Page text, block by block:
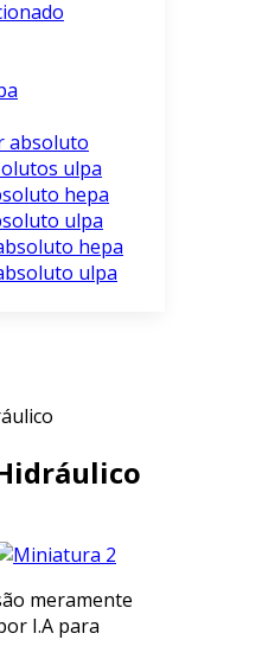
absoluto
ulpa
hepa
ulpa
hepa
ulpa
meramente
I.A para